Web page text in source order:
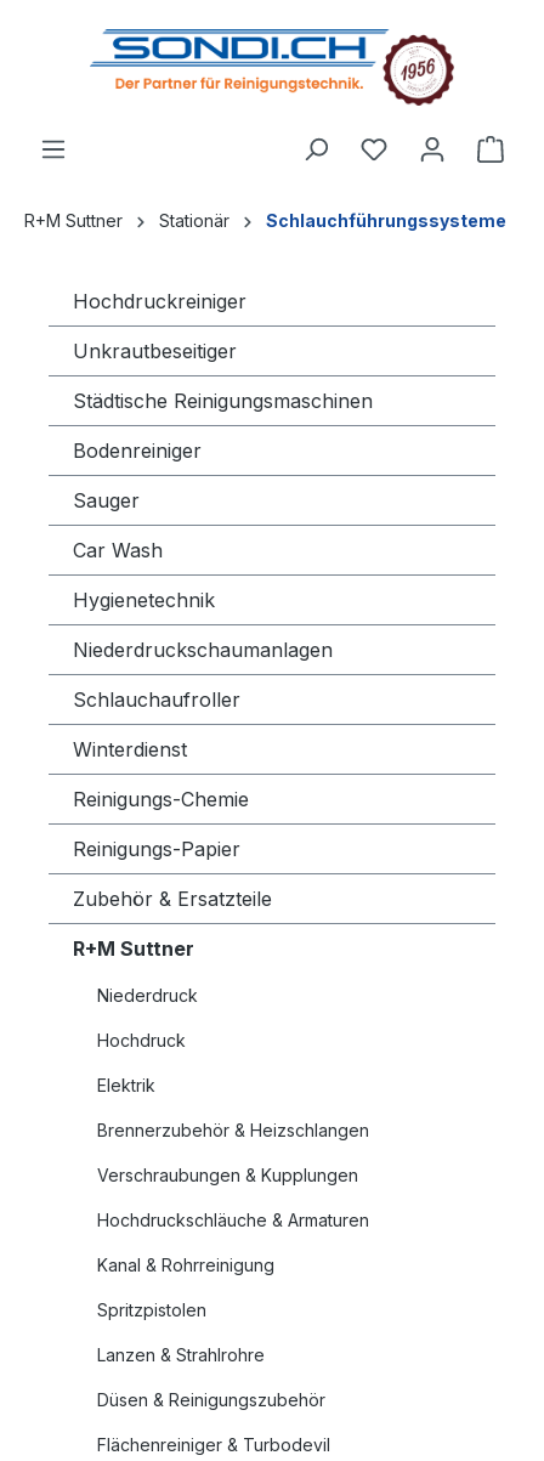
springen
R+M Suttner Stationär Schlauchführungssysteme
Hochdruckreiniger
Unkrautbeseitiger
Städtische Reinigungsmaschinen
Bodenreiniger
Sauger
Car Wash
Hygienetechnik
Niederdruckschaumanlagen
Schlauchaufroller
Winterdienst
Reinigungs-Chemie
Reinigungs-Papier
Zubehör & Ersatzteile
R+M Suttner
Niederdruck
Hochdruck
Elektrik
Brennerzubehör & Heizschlangen
Verschraubungen & Kupplungen
Hochdruckschläuche & Armaturen
Kanal & Rohrreinigung
Spritzpistolen
Lanzen & Strahlrohre
Düsen & Reinigungszubehör
Flächenreiniger & Turbodevil